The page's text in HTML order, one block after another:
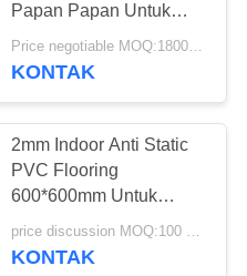
20
Papan Papan Untuk
Kamar Tari
KONTAK
2mm Indoor Anti Static
PVC Flooring
600*600mm Untuk
Ruang Server / Ruang
Data
price discussion MOQ:100 meter persegi
KONTAK